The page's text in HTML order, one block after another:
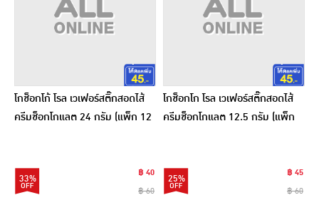
โกช็อกโก้ โรล เวเฟอร์สติ๊กสอดไส้
ครีมช็อกโกแลต 24 กรัม (แพ็ก 12
33%
฿ 40
฿ 60
โกช็อกโก โรล เวเฟอร์สติ๊กสอดไส้
ครีมช็อกโกแลต 12.5 กรัม (แพ็ก
25%
฿ 45
฿ 60